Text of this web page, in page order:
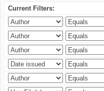
Current Filters: